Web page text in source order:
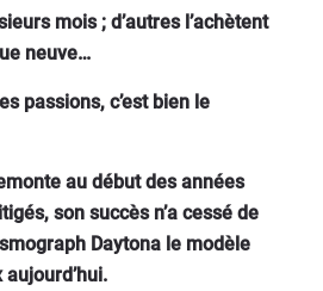
mois ; d’autres l’achètent
neuve…
passions, c’est bien le
au début des années
son succès n’a cessé de
Daytona le modèle